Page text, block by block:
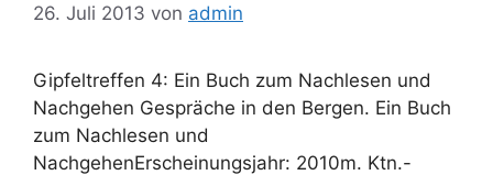
26. Juli 2013 von admin
Gipfeltreffen 4: Ein Buch zum Nachlesen und
Nachgehen Gespräche in den Bergen. Ein Buch
zum Nachlesen und
NachgehenErscheinungsjahr: 2010m. Ktn.-